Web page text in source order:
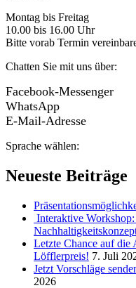
Montag bis Freitag
10.00 bis 16.00 Uhr
Bitte vorab Termin
Chatten Sie mit uns über:
Facebook-Messenger
WhatsApp
E-Mail-Adresse
Sprache wählen:
Neueste Beiträge
Interaktive
Letzte Chance auf
Löfflerpreis! 7. Juli
Jetzt Vorschläge
2026